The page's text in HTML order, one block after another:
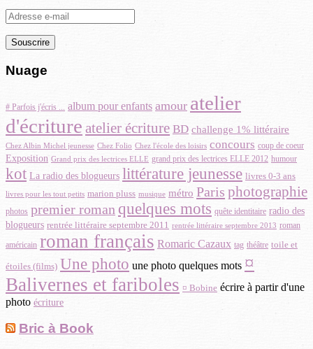
Adresse
e-
mail
Nuage
# Parfois j'écris ... album pour enfants amour atelier
d'écriture atelier écriture BD challenge 1% littéraire
Chez Albin Michel jeunesse Chez Folio Chez l'école des loisirs concours coup de coeur
Exposition Grand prix des lectrices ELLE grand prix des lectrices ELLE 2012 humour
kot La radio des blogueurs littérature jeunesse livres 0-3 ans
livres pour les tout petits marion pluss musique métro Paris photographie
photos premier roman quelques mots quête identitaire radio des
blogueurs rentrée littéraire septembre 2011 rentrée littéraire septembre 2013 roman
américain roman français Romaric Cazaux tag théâtre toile et
étoiles (films) Une photo une photo quelques mots ¤
Balivernes et fariboles ¤ Bobine écrire à partir d'une
photo écriture
Bric à Book